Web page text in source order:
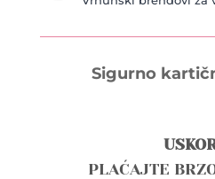
Sigurno
PLAĆAJTE